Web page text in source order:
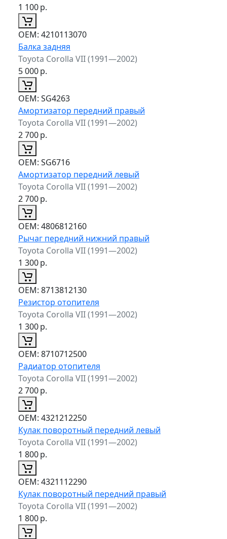
1 100р.
ОЕМ: 4210113070
Балка задняя
Toyota Corolla VII (1991—2002)
5 000р.
ОЕМ: SG4263
Амортизатор передний правый
Toyota Corolla VII (1991—2002)
2 700р.
ОЕМ: SG6716
Амортизатор передний левый
Toyota Corolla VII (1991—2002)
2 700р.
ОЕМ: 4806812160
Рычаг передний нижний правый
Toyota Corolla VII (1991—2002)
1 300р.
ОЕМ: 8713812130
Резистор отопителя
Toyota Corolla VII (1991—2002)
1 300р.
ОЕМ: 8710712500
Радиатор отопителя
Toyota Corolla VII (1991—2002)
2 700р.
ОЕМ: 4321212250
Кулак поворотный передний левый
Toyota Corolla VII (1991—2002)
1 800р.
ОЕМ: 4321112290
Кулак поворотный передний правый
Toyota Corolla VII (1991—2002)
1 800р.